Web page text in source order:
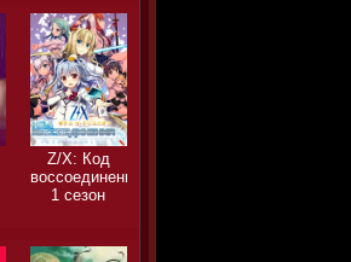
Z/X: Код
воссоединения
1 сезон